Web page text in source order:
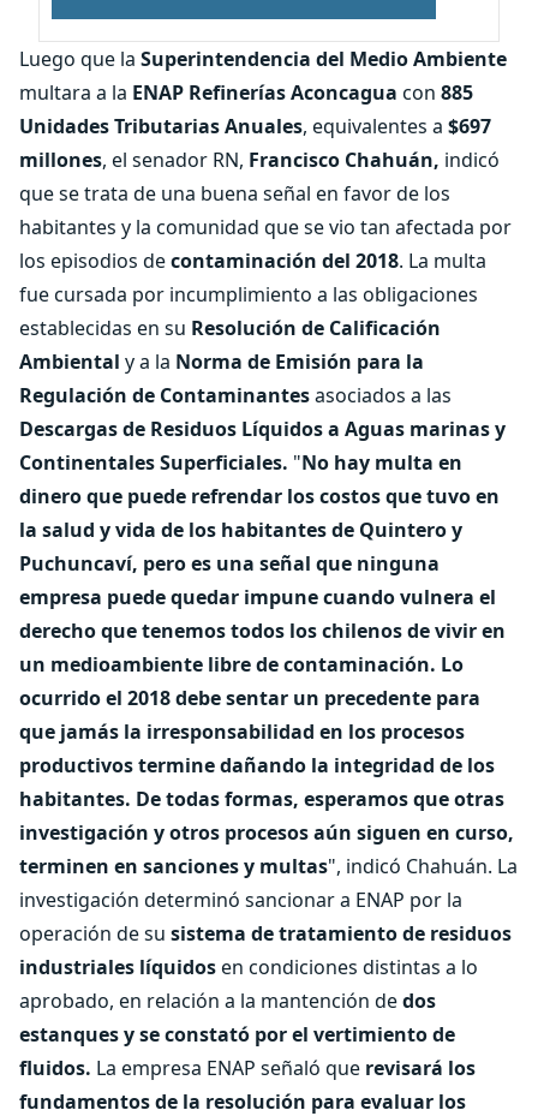
Luego que la Superintendencia del Medio Ambiente
multara a la ENAP Refinerías Aconcagua con 885
Unidades Tributarias Anuales, equivalentes a $697
millones, el senador RN, Francisco Chahuán, indicó
que se trata de una buena señal en favor de los
habitantes y la comunidad que se vio tan afectada por
los episodios decontaminación del 2018. La multa
fue cursada por incumplimiento a las obligaciones
establecidas en su Resolución de Calificación
Ambiental y a la Norma de Emisión para la
Regulación de Contaminantesasociados a las
Descargas de Residuos Líquidos a Aguas marinas y
Continentales Superficiales. "No hay multa en
dinero que puede refrendar los costos que tuvo en
la salud y vida de los habitantes de Quintero y
Puchuncaví, pero es una señal que ninguna
empresa puede quedar impune cuando vulnera el
derecho que tenemos todos los chilenos de vivir en
un medioambiente libre de contaminación. Lo
ocurrido el 2018 debe sentar un precedente para
que jamás la irresponsabilidad en los procesos
productivos termine dañando la integridad de los
habitantes. De todas formas, esperamos que otras
investigación y otros procesos aún siguen en curso,
terminen en sanciones y multas", indicó Chahuán. La
investigación determinó sancionar a ENAP por la
operación de su sistema de tratamiento de residuos
industriales líquidosen condiciones distintas a lo
aprobado, en relación a la mantención dedos
estanques y se constató por el vertimiento de
fluidos. La empresa ENAP señaló que revisará los
fundamentos de la resolución para evaluar los